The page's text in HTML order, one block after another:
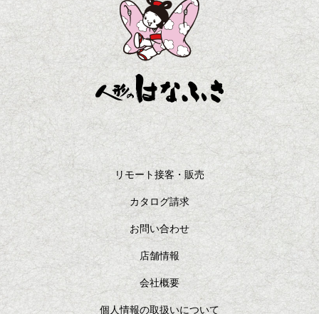
リモート接客・販売
カタログ請求
お問い合わせ
店舗情報
会社概要
個人情報の取扱いについて